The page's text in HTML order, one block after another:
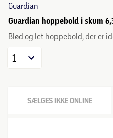
Guardian
Guardian hoppebold i skum
Blød og let hoppebold, der er
1
SÆLGES IKKE ONLINE